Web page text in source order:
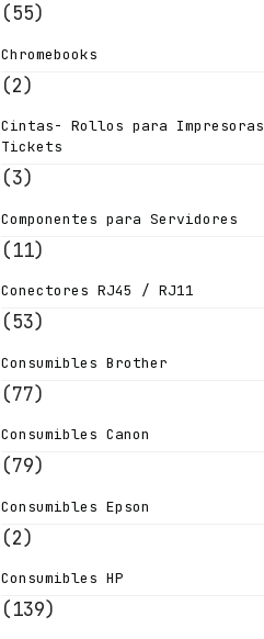
(55)
Chromebooks
(2)
Cintas- Rollos para Impresoras
Tickets
(3)
Componentes para Servidores
(11)
Conectores RJ45 / RJ11
(53)
Consumibles Brother
(77)
Consumibles Canon
(79)
Consumibles Epson
(2)
Consumibles HP
(139)